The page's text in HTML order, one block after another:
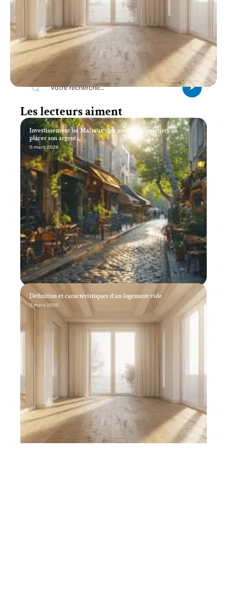
Recherche
Les lecteurs aiment
Investissement loi Malraux : les meilleurs quartiers où
placer son argent
11 mars 2026
Définition et caractéristiques d’un logement vide
11 mars 2026